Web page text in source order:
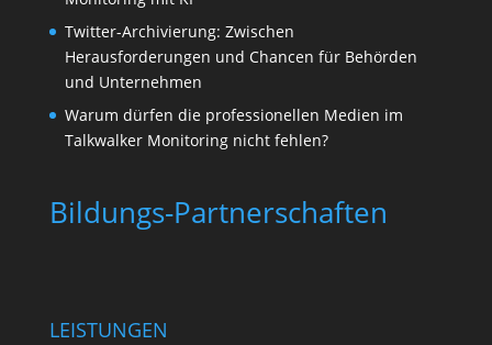
Twitter-Archivierung: Zwischen
Herausforderungen und Chancen für Behörden
und Unternehmen
Warum dürfen die professionellen Medien im
Talkwalker Monitoring nicht fehlen?
Bildungs-Partnerschaften
LEISTUNGEN